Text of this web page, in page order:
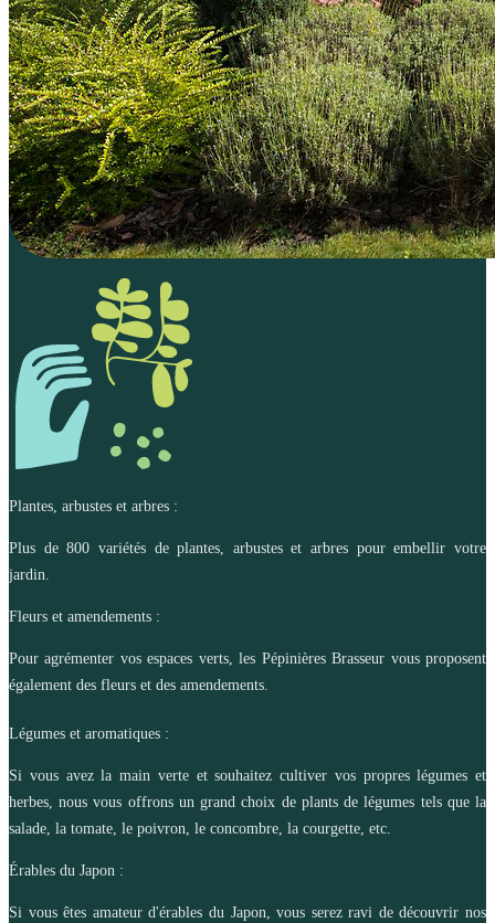
Plantes, arbustes et arbres :
Plus de 800 variétés de plantes, arbustes et arbres pour embellir votre
jardin.
Fleurs et amendements :
Pour agrémenter vos espaces verts, les Pépinières Brasseur vous proposent
également des fleurs et des amendements.
Légumes et aromatiques :
Si vous avez la main verte et souhaitez cultiver vos propres légumes et
herbes, nous vous offrons un grand choix de plants de légumes tels que la
salade, la tomate, le poivron, le concombre, la courgette, etc.
Érables du Japon :
Si vous êtes amateur d'érables du Japon, vous serez ravi de découvrir nos